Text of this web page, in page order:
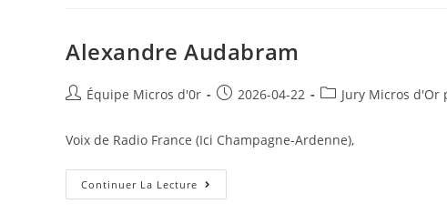
Alexandre Audabram
Auteur/autrice
la
publication :
Équipe Micros d'0r
Publication
2026-04-22
PostJury Micros d'Or
Voix de Radio France (Ici Champagne-Ardenne),
Continuer La Lecture Alexandre
Audabram